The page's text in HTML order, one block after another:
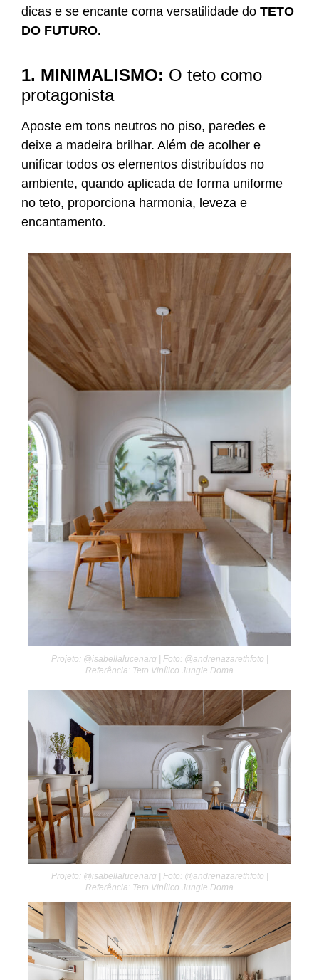
dicas e se encante coma versatilidade do TETO
DO FUTURO.
1. MINIMALISMO: O teto como
protagonista
Aposte em tons neutros no piso, paredes e
deixe a madeira brilhar. Além de acolher e
unificar todos os elementos distribuídos no
ambiente, quando aplicada de forma uniforme
no teto, proporciona harmonia, leveza e
encantamento.
Projeto: @isabellalucenarq | Foto: @andrenazarethfoto |
Referência: Teto Vinílico Jungle Doma
Projeto: @isabellalucenarq | Foto: @andrenazarethfoto |
Referência: Teto Vinílico Jungle Doma